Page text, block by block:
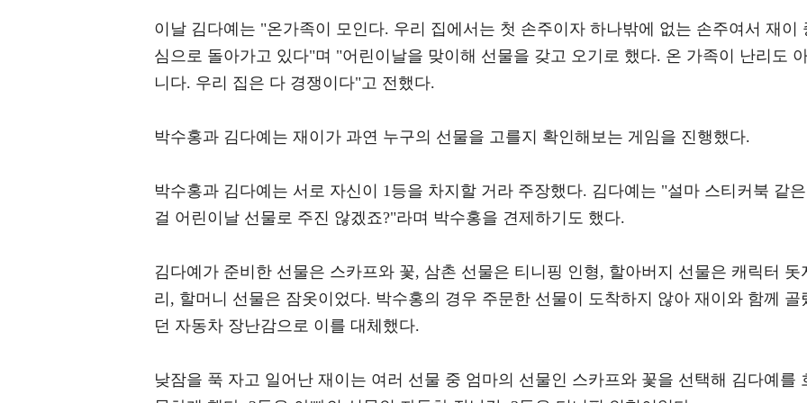
이날 김다예는 "온가족이 모인다. 우리 집에서는 첫 손주이자 하나밖에 없는 손주여서 재이
심으로 돌아가고 있다"며 "어린이날을 맞이해 선물을 갖고 오기로 했다. 온 가족이 난리도
니다. 우리 집은 다 경쟁이다"고 전했다.
박수홍과 김다예는 재이가 과연 누구의 선물을 고를지 확인해보는 게임을 진행했다.
박수홍과 김다예는 서로 자신이 1등을 차지할 거라 주장했다. 김다예는 "설마 스티커북 같은
걸 어린이날 선물로 주진 않겠죠?"라며 박수홍을 견제하기도 했다.
김다예가 준비한 선물은 스카프와 꽃, 삼촌 선물은 티니핑 인형, 할아버지 선물은 캐릭터 돗
리, 할머니 선물은 잠옷이었다. 박수홍의 경우 주문한 선물이 도착하지 않아 재이와 함께 골
던 자동차 장난감으로 이를 대체했다.
낮잠을 푹 자고 일어난 재이는 여러 선물 중 엄마의 선물인 스카프와 꽃을 선택해 김다예를